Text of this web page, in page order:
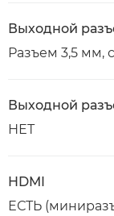
Выходной
Разъем 3,5 мм,
Выходной
НЕТ
HDMI
ЕСТЬ